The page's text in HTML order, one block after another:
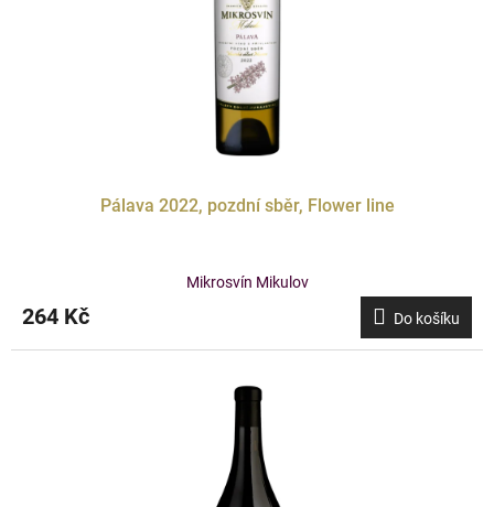
Pálava 2022, pozdní sběr, Flower line
Mikrosvín Mikulov
264 Kč Do košíku